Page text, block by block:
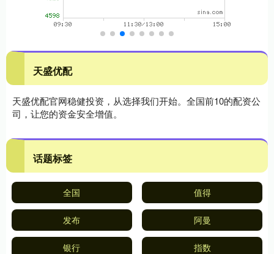
天盛优配
天盛优配官网稳健投资，从选择我们开始。全国前10的配资公
司，让您的资金安全增值。
话题标签
全国 值得
发布 阿曼
银行 指数